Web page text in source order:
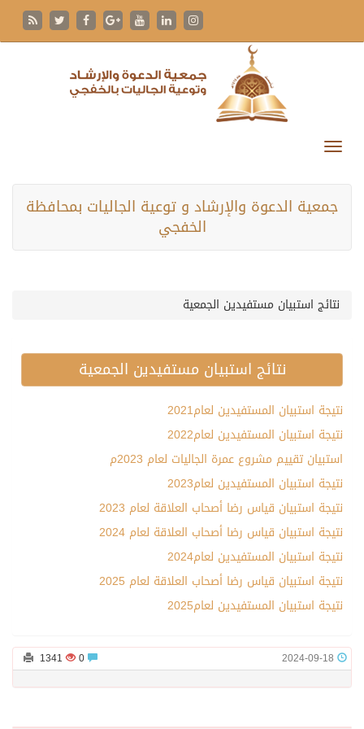
جمعية الدعوة والإرشاد و توعية الجاليات بمحافظة
الخفجي
نتائج استبيان مستفيدين الجمعية
نتائج استبيان مستفيدين الجمعية
نتيجة استبيان المستفيدين لعام2021
نتيجة استبيان المستفيدين لعام2022
استبيان تقييم مشروع عمرة الجاليات لعام 2023م
نتيجة استبيان المستفيدين لعام2023
نتيجة استبيان قياس رضا أصحاب العلاقة لعام 2023
نتيجة استبيان قياس رضا أصحاب العلاقة لعام 2024
نتيجة استبيان المستفيدين لعام2024
نتيجة استبيان قياس رضا أصحاب العلاقة لعام 2025
نتيجة استبيان المستفيدين لعام2025
2024-09-18
1341